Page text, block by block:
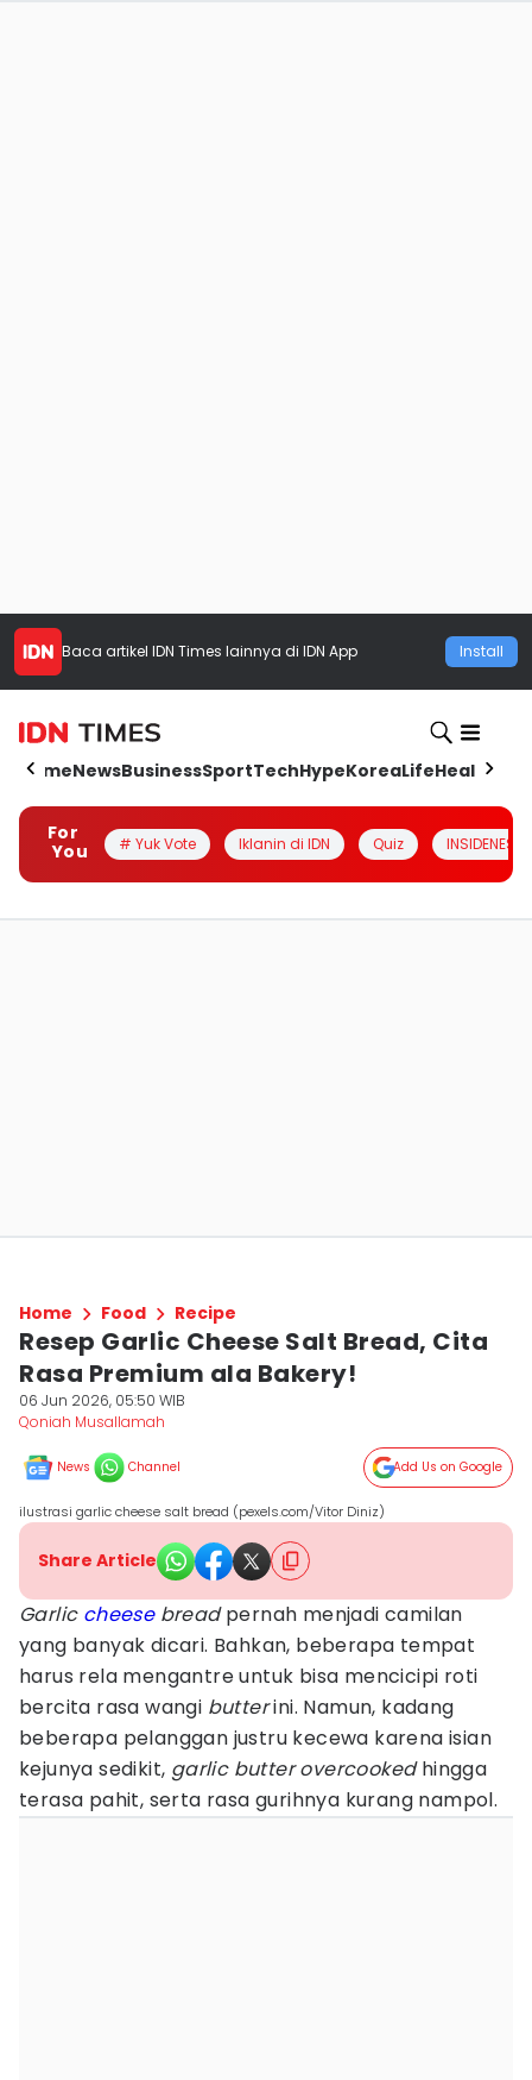
Baca artikel IDN Times lainnya di IDN App Install
HomeNewsBusinessSportTechHypeKoreaLifeHealth
For
You
# Yuk Vote Iklanin di IDN Quiz INSIDENESIA
Home Food Recipe
Resep Garlic Cheese Salt Bread, Cita
Rasa Premium ala Bakery!
06 Jun 2026, 05:50 WIB
Qoniah Musallamah
News Channel Add Us on Google
ilustrasi garlic cheese salt bread (pexels.com/Vitor Diniz)
Share Article
Garlic cheesebreadpernah menjadi camilan
yang banyak dicari. Bahkan, beberapa tempat
harus rela mengantre untuk bisa mencicipi roti
bercita rasa wangi butterini. Namun, kadang
beberapa pelanggan justru kecewa karena isian
kejunya sedikit, garlic butter overcookedhingga
terasa pahit, serta rasa gurihnya kurang nampol.